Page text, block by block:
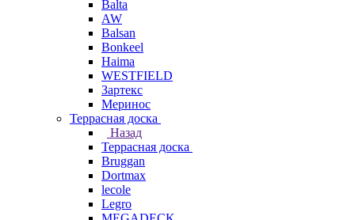
Balta
AW
Balsan
Bonkeel
Haima
WESTFIELD
Зартекс
Меринос
Террасная доска
Назад
Террасная доска
Bruggan
Dortmax
lecole
Legro